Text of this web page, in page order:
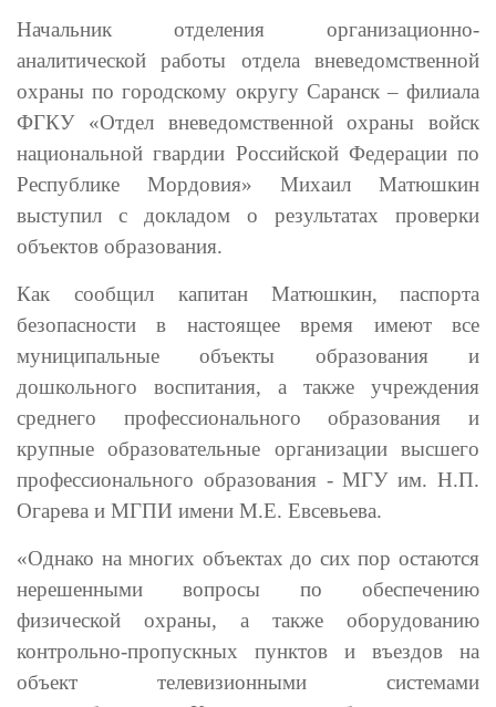
Начальник отделения организационно-
аналитической работы отдела вневедомственной
охраны по городскому округу Саранск – филиала
ФГКУ «Отдел вневедомственной охраны войск
национальной гвардии Российской Федерации по
Республике Мордовия» Михаил Матюшкин
выступил с докладом о результатах проверки
объектов образования.
Как сообщил капитан Матюшкин,
паспорта
безопасности в настоящее время имеют все
муниципальные объекты образования и
дошкольного воспитания, а также учреждения
среднего профессионального образования и
крупные образовательные организации высшего
профессионального образования - МГУ им. Н.П.
Огарева и МГПИ имени М.Е. Евсевьева.
«Однако на многих объектах до сих пор остаются
нерешенными вопросы по обеспечению
физической охраны, а также оборудованию
контрольно-пропускных пунктов и въездов на
объект телевизионными системами